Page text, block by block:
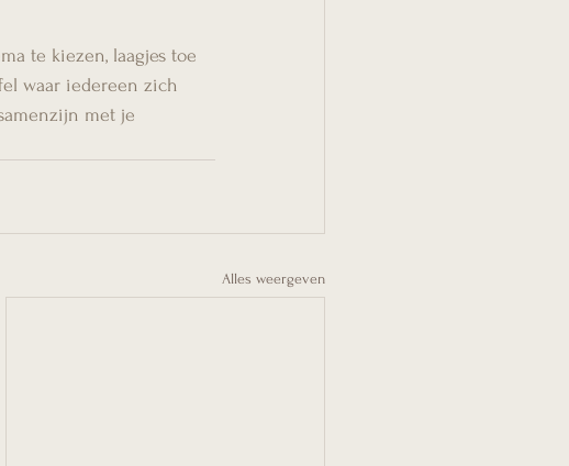
te kiezen, laagjes toe
waar iedereen zich
met je
Alles weergeven